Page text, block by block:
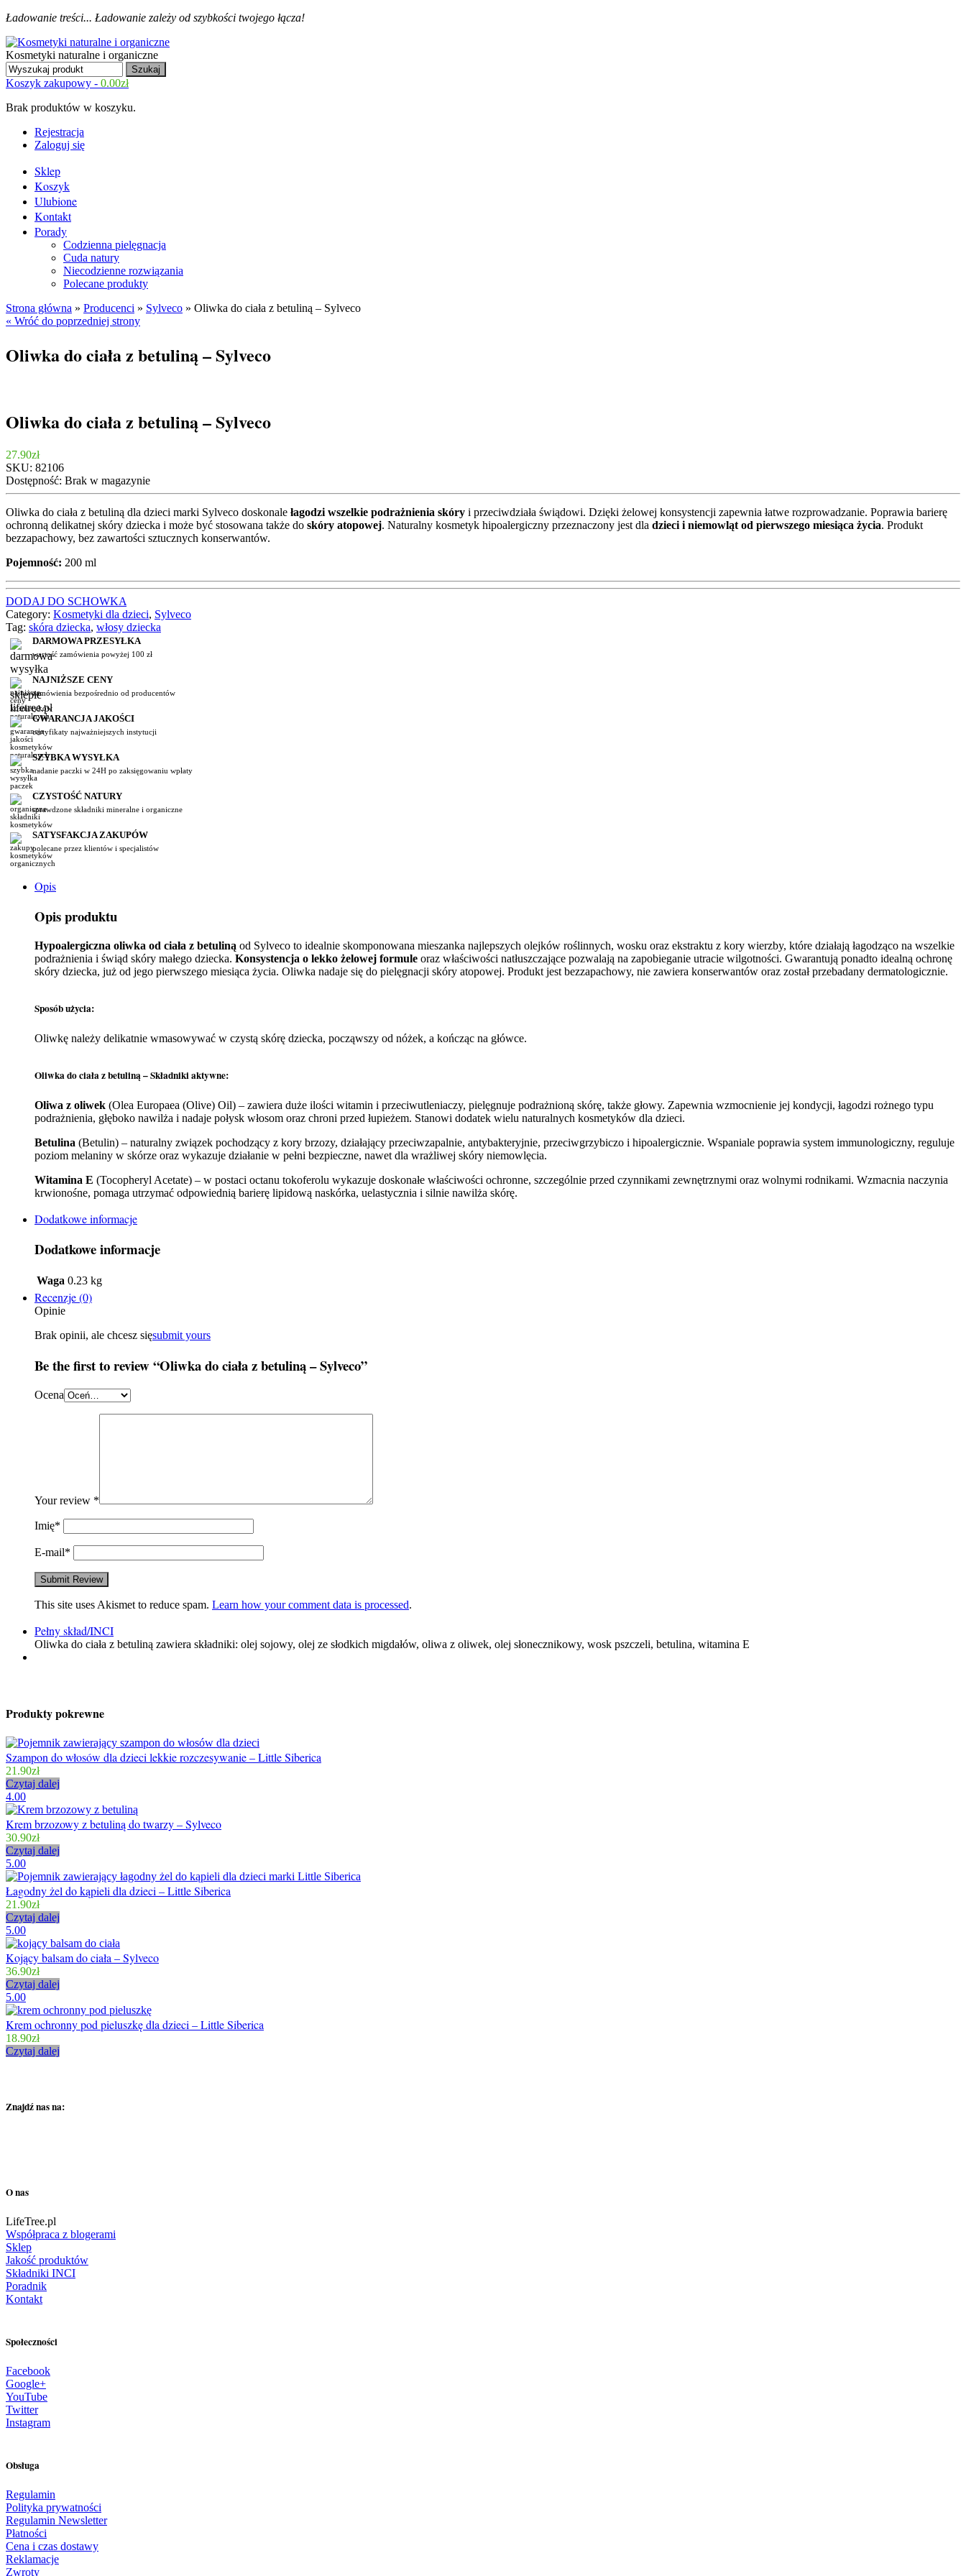
Ładowanie treści... Ładowanie zależy od szybkości twojego łącza!
Kosmetyki naturalne i organiczne
Koszyk zakupowy - 0.00zł
Brak produktów w koszyku.
Rejestracja
Zaloguj się
Sklep
Koszyk
Ulubione
Kontakt
Porady
Codzienna pielęgnacja
Cuda natury
Niecodzienne rozwiązania
Polecane produkty
Strona główna » Producenci » Sylveco » Oliwka do ciała z betuliną – Sylveco
« Wróć do poprzedniej strony
Oliwka do ciała z betuliną – Sylveco
Oliwka do ciała z betuliną – Sylveco
27.90zł
SKU: 82106
Dostępność: Brak w magazynie
Oliwka do ciała z betuliną dla dzieci marki Sylveco doskonale łagodzi wszelkie podrażnienia skóry i przeciwdziała świądowi. Dzięki żelowej konsystencji zapewnia łatwe rozprowadzanie. Poprawia barierę
ochronną delikatnej skóry dziecka i może być stosowana także do skóry atopowej. Naturalny kosmetyk hipoalergiczny przeznaczony jest dla dzieci i niemowląt od pierwszego miesiąca życia. Produkt
bezzapachowy, bez zawartości sztucznych konserwantów.
Pojemność: 200 ml
DODAJ DO SCHOWKA
Category: Kosmetyki dla dzieci, Sylveco
Tag: skóra dziecka, włosy dziecka
DARMOWA PRZESYŁKA
wartość zamówienia powyżej 100 zł
NAJNIŻSZE CENY
zamówienia bezpośrednio od producentów
GWARANCJA JAKOŚCI
certyfikaty najważniejszych instytucji
SZYBKA WYSYŁKA
nadanie paczki w 24H po zaksięgowaniu wpłaty
CZYSTOŚĆ NATURY
sprawdzone składniki mineralne i organiczne
SATYSFAKCJA ZAKUPÓW
polecane przez klientów i specjalistów
Opis
Opis produktu
Hypoalergiczna oliwka od ciała z betuliną od Sylveco to idealnie skomponowana mieszanka najlepszych olejków roślinnych, wosku oraz ekstraktu z kory wierzby, które działają łagodząco na wszelkie
podrażnienia i świąd skóry małego dziecka. Konsystencja o lekko żelowej formule oraz właściwości natłuszczające pozwalają na zapobieganie utracie wilgotności. Gwarantują ponadto idealną ochronę
skóry dziecka, już od jego pierwszego miesiąca życia. Oliwka nadaje się do pielęgnacji skóry atopowej. Produkt jest bezzapachowy, nie zawiera konserwantów oraz został przebadany dermatologicznie.
Sposób użycia:
Oliwkę należy delikatnie wmasowywać w czystą skórę dziecka, począwszy od nóżek, a kończąc na główce.
Oliwka do ciała z betuliną – Składniki aktywne:
Oliwa z oliwek (Olea Europaea (Olive) Oil) – zawiera duże ilości witamin i przeciwutleniaczy, pielęgnuje podrażnioną skórę, także głowy. Zapewnia wzmocnienie jej kondycji, łagodzi rożnego typu
podrażnienia, głęboko nawilża i nadaje połysk włosom oraz chroni przed łupieżem. Stanowi dodatek wielu naturalnych kosmetyków dla dzieci.
Betulina (Betulin) – naturalny związek pochodzący z kory brzozy, działający przeciwzapalnie, antybakteryjnie, przeciwgrzybiczo i hipoalergicznie. Wspaniale poprawia system immunologiczny, reguluje
poziom melaniny w skórze oraz wykazuje działanie w pełni bezpieczne, nawet dla wrażliwej skóry niemowlęcia.
Witamina E (Tocopheryl Acetate) – w postaci octanu tokoferolu wykazuje doskonałe właściwości ochronne, szczególnie przed czynnikami zewnętrznymi oraz wolnymi rodnikami. Wzmacnia naczynia
krwionośne, pomaga utrzymać odpowiednią barierę lipidową naskórka, uelastycznia i silnie nawilża skórę.
Dodatkowe informacje
Dodatkowe informacje
Waga 0.23 kg
Recenzje (0)
Opinie
Brak opinii, ale chcesz sięsubmit yours
Be the first to review “Oliwka do ciała z betuliną – Sylveco”
Ocena
Your review *
Imię*
E-mail*
This site uses Akismet to reduce spam. Learn how your comment data is processed.
Pełny skład/INCI
Oliwka do ciała z betuliną zawiera składniki: olej sojowy, olej ze słodkich migdałów, oliwa z oliwek, olej słonecznikowy, wosk pszczeli, betulina, witamina E
Produkty pokrewne
Szampon do włosów dla dzieci lekkie rozczesywanie – Little Siberica
21.90zł
Czytaj dalej
4.00
Krem brzozowy z betuliną do twarzy – Sylveco
30.90zł
Czytaj dalej
5.00
Łagodny żel do kąpieli dla dzieci – Little Siberica
21.90zł
Czytaj dalej
5.00
Kojący balsam do ciała – Sylveco
36.90zł
Czytaj dalej
5.00
Krem ochronny pod pieluszkę dla dzieci – Little Siberica
18.90zł
Czytaj dalej
Znajdź nas na:
O nas
LifeTree.pl
Współpraca z blogerami
Sklep
Jakość produktów
Składniki INCI
Poradnik
Kontakt
Społeczności
Facebook
Google+
YouTube
Twitter
Instagram
Obsługa
Regulamin
Polityka prywatności
Regulamin Newsletter
Płatności
Cena i czas dostawy
Reklamacje
Zwroty